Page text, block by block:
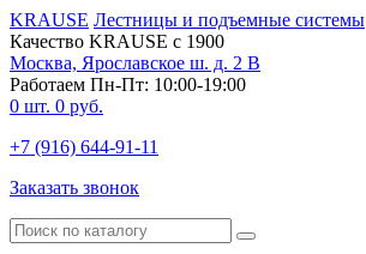
KRAUSE Лестницы и подъемные системы
Качество KRAUSE с 1900
Москва, Ярославское ш. д. 2 В
Работаем Пн-Пт: 10:00-19:00
0 шт. 0 руб.
+7 (916) 644-91-11
Заказать звонок